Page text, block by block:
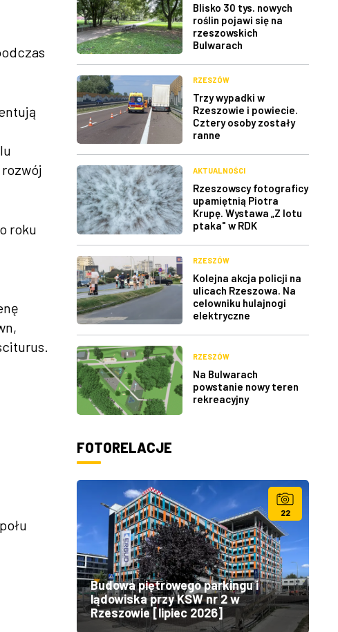
roku
Blisko 30 tys. nowych
roślin pojawi się na
rzeszowskich
Bulwarach
RZESZÓW
Trzy wypadki w
Rzeszowie i powiecie.
Cztery osoby zostały
ranne
AKTUALNOŚCI
Rzeszowscy fotograficy
upamiętnią Piotra
Krupę. Wystawa „Z lotu
ptaka" w RDK
RZESZÓW
Kolejna akcja policji na
ulicach Rzeszowa. Na
celowniku hulajnogi
elektryczne
RZESZÓW
Na Bulwarach
powstanie nowy teren
rekreacyjny
FOTORELACJE
22
Budowa piętrowego parkingu i
lądowiska przy KSW nr 2 w
Rzeszowie [lipiec 2026]